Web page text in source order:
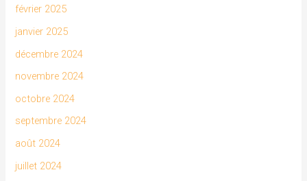
février 2025
janvier 2025
décembre 2024
novembre 2024
octobre 2024
septembre 2024
août 2024
juillet 2024